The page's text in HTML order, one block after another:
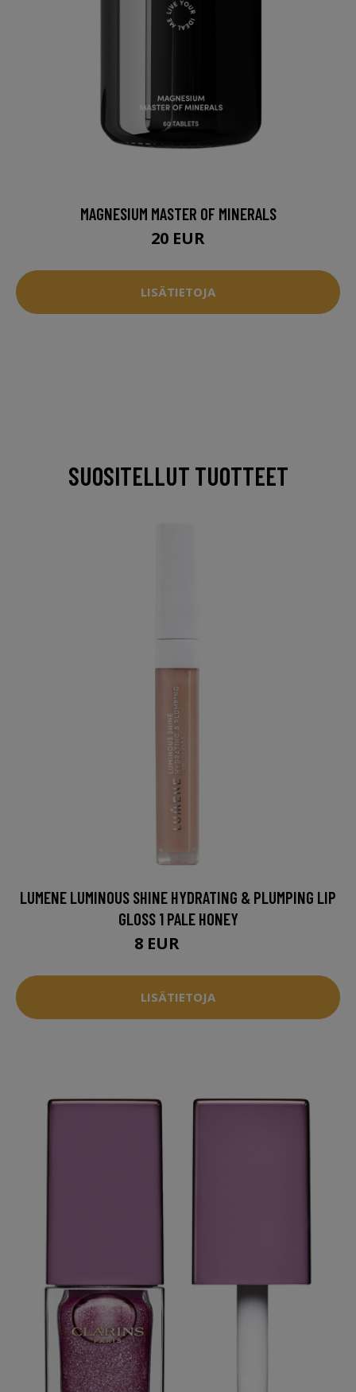
MAGNESIUM MASTER OF MINERALS
20 EUR
LISÄTIETOJA
SUOSITELLUT TUOTTEET
LUMENE LUMINOUS SHINE HYDRATING & PLUMPING LIP
GLOSS 1 PALE HONEY
8 EUR
LISÄTIETOJA